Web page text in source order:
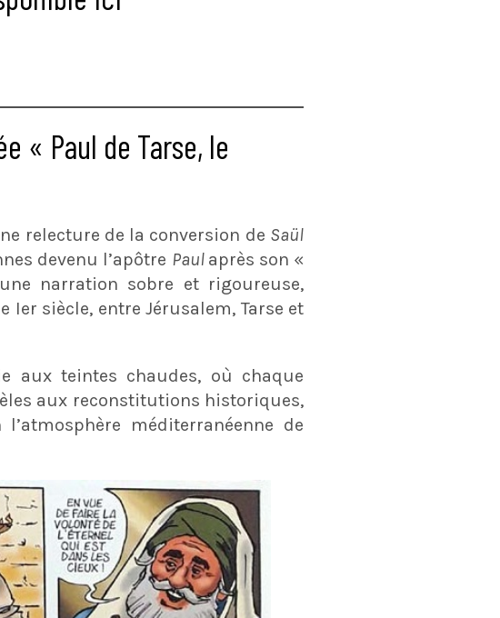
« Paul de Tarse, le
relecture de la conversion de Saül
devenu l’apôtre Paul après son «
narration sobre et rigoureuse,
Ier siècle, entre Jérusalem, Tarse et
aux teintes chaudes, où chaque
aux reconstitutions historiques,
méditerranéenne de